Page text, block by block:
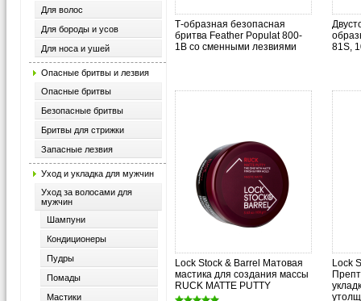
Для волос
Для бороды и усов
Для носа и ушей
Опасные бритвы и лезвия
Опасные бритвы
Безопасные бритвы
Бритвы для стрижки
Запасные лезвия
Уход и укладка для мужчин
Уход за волосами для
мужчин
Шампуни
Кондиционеры
Пудры
Помады
Мастики
Т-образная безопасная
бритва Feather Populat 800-
1B со сменными лезвиями
81S,
Lock Stock & Barrel Матовая
мастика для создания массы
RUCK MATTE PUTTY
Lock